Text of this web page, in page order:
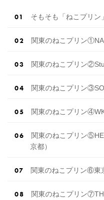
そもそも「ねこプリン
関東のねこプリン
関東のねこプリン
関東のねこプリン
関東のねこプリン
関東のねこプリン
京都）
関東のねこプリン⑥東
関東のねこプリン